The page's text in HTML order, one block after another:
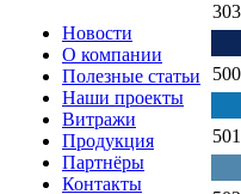
Новости
О компании
Полезные статьи
Наши проекты
Витражи
Продукция
Партнёры
Контакты